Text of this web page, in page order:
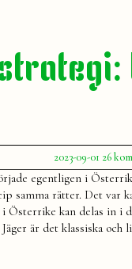
Publicerat
av
Julia
2023-09-01 26
egentligen i
samma rätter. Det var
Österrike kan delas in i
Jäger är det klassiska